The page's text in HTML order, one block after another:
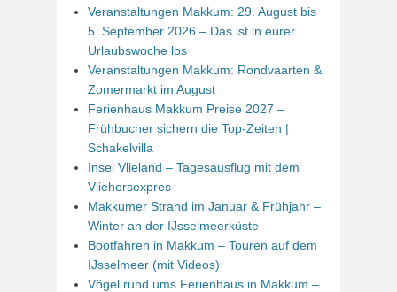
Veranstaltungen Makkum: 29. August bis
5. September 2026 – Das ist in eurer
Urlaubswoche los
Veranstaltungen Makkum: Rondvaarten &
Zomermarkt im August
Ferienhaus Makkum Preise 2027 –
Frühbucher sichern die Top-Zeiten |
Schakelvilla
Insel Vlieland – Tagesausflug mit dem
Vliehorsexpres
Makkumer Strand im Januar & Frühjahr –
Winter an der IJsselmeerküste
Bootfahren in Makkum – Touren auf dem
IJsselmeer (mit Videos)
Vögel rund ums Ferienhaus in Makkum –